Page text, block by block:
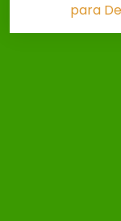
para